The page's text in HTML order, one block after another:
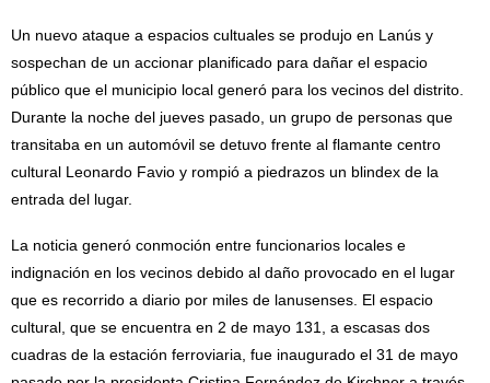
Un nuevo ataque a espacios cultuales se produjo en Lanús y
sospechan de un accionar planificado para dañar el espacio
público que el municipio local generó para los vecinos del distrito.
Durante la noche del jueves pasado, un grupo de personas que
transitaba en un automóvil se detuvo frente al flamante centro
cultural Leonardo Favio y rompió a piedrazos un blindex de la
entrada del lugar.
La noticia generó conmoción entre funcionarios locales e
indignación en los vecinos debido al daño provocado en el lugar
que es recorrido a diario por miles de lanusenses. El espacio
cultural, que se encuentra en 2 de mayo 131, a escasas dos
cuadras de la estación ferroviaria, fue inaugurado el 31 de mayo